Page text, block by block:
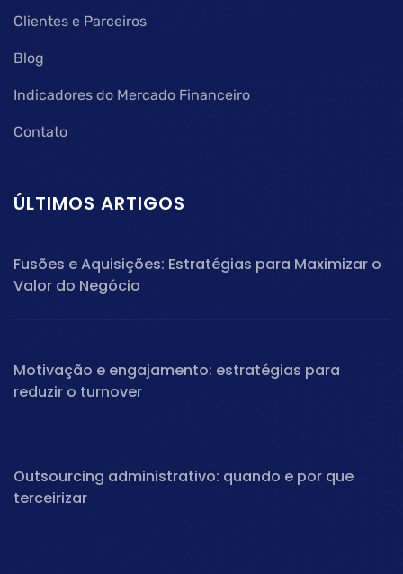
Clientes e Parceiros
Blog
Indicadores do Mercado Financeiro
Contato
ÚLTIMOS ARTIGOS
Fusões e Aquisições: Estratégias para Maximizar o
Valor do Negócio
Motivação e engajamento: estratégias para
reduzir o turnover
Outsourcing administrativo: quando e por que
terceirizar